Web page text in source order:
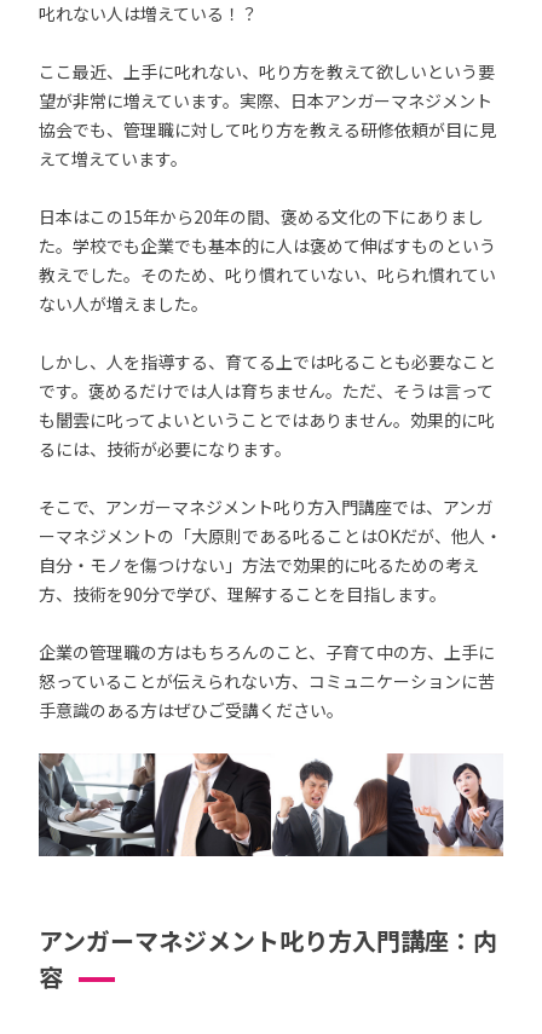
叱れない人は増えている！？
ここ最近、上手に叱れない、叱り方を教えて欲しいという要
望が非常に増えています。実際、日本アンガーマネジメント
協会でも、管理職に対して叱り方を教える研修依頼が目に見
えて増えています。
日本はこの15年から20年の間、褒める文化の下にありまし
た。学校でも企業でも基本的に人は褒めて伸ばすものという
教えでした。そのため、叱り慣れていない、叱られ慣れてい
ない人が増えました。
しかし、人を指導する、育てる上では叱ることも必要なこと
です。褒めるだけでは人は育ちません。ただ、そうは言って
も闇雲に叱ってよいということではありません。効果的に叱
るには、技術が必要になります。
そこで、アンガーマネジメント叱り方入門講座では、アンガ
ーマネジメントの「大原則である叱ることはOKだが、他人・
自分・モノを傷つけない」方法で効果的に叱るための考え
方、技術を90分で学び、理解することを目指します。
企業の管理職の方はもちろんのこと、子育て中の方、上手に
怒っていることが伝えられない方、コミュニケーションに苦
手意識のある方はぜひご受講ください。
アンガーマネジメント叱り方入門講座：内
容